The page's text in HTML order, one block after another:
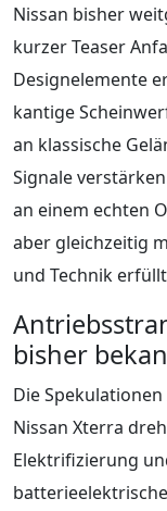
Nissan bisher
kurzer Teaser
Designelemente
kantige
an klassische
Signale
an einem echten
aber gleichzeitig
und Technik
bisher
Die
Nissan Xterra
Elektrifizierung